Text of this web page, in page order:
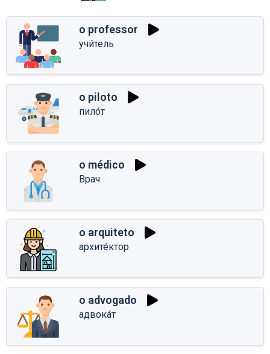
o professor
учи́тель
o piloto
пило́т
o médico
Врач
o arquiteto
архите́ктор
o advogado
адвока́т